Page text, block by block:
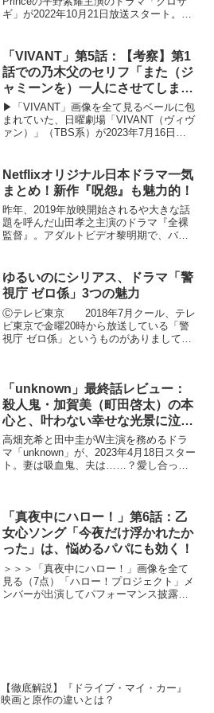
ギ」が2022年10月21日放送スタート。人
詐欺によって家族を失った主人公・黒
崎。...
「VIVANT」第5話：【考察】第1
話での乃木父のセリフ「また（ジ
ャミーンを）一人にさせてしまっ
たな」の「また」とは？
▶︎「VIVANT」画像を全て見るベールに包
まれていた、日曜劇場「VIVANT（ヴィヴ
ァン）」（TBS系）が2023年7月16日
以来、3年ぶりの日曜劇場主演となる堺雅
人...
Netflixオリジナル日本ドラマ一気
まとめ！新作『呪怨』も魅力的！
昨年、2019年放映開始されるや大きな話
題を呼んだ山田孝之主演のドラマ『全裸
監督』。アダルトビデオ黎明期で、バブ
望の物語が展開されました。結果として
Netflixの20...
ゆるいのにシリアス、ドラマ「警
視庁 ゼロ係」3つの魅力
Ⓒテレビ東京 2018年7月クール、テレ
ビ東京で金曜20時から放送している「警
視庁 ゼロ係」というものがありまして、
17日）...
「unknown」最終話レビュー：
殺人鬼・加賀美（町田啓太）の本
心と、叶わない幸せな光景に泣い
た
高畑充希と田中圭がW主演を務めるドラ
マ「unknown」が、2023年4月18日スター
ト。妻は吸血鬼、夫は……？愛し合って
る...
「真夜中にハロー！」第6話：乙
女心ソング「今夜だけ浮かれたか
った」は、悩めるパパにも効く！
＞＞＞「真夜中にハロー！」画像を全て
見る（7点）「ハロー！プロジェクト」メ
ンバーが出演してパフォーマンス披露、
【徹底解説】『ドライブ・マイ・カー』
映画と原作の違いとは？